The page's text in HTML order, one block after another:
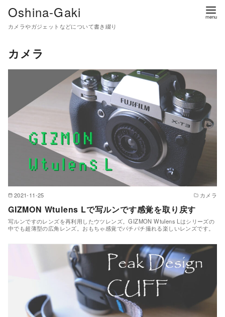
Oshina-Gaki
カメラやガジェットなどについて書き綴り
カメラ
2021-11-25 カメラ
GIZMON Wtulens Lで写ルンです感覚を取り戻す
写ルンですのレンズを再利用したウツレンズ。GIZMON Wtulens Lはシリーズの
中でも超薄型の広角レンズ。おもちゃ感覚でパチパチ撮れる楽しいレンズです。